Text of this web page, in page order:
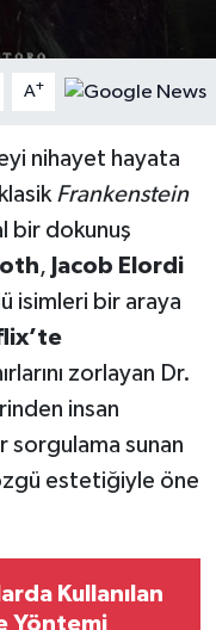
A+
nihayet hayata
Frankenstein
bir dokunuş
, Jacob Elordi
isimleri bir araya
zorlayan Dr.
insan
sorgulama sunan
estetiğiyle öne
Kullanılan
Yöntemi